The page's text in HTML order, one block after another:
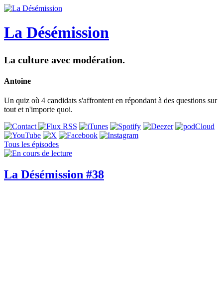
La Désémission
La culture avec modération.
Antoine
Un quiz où 4 candidats s'affrontent en répondant à des questions sur
tout et n'importe quoi.
Tous les épisodes
La Désémission #38